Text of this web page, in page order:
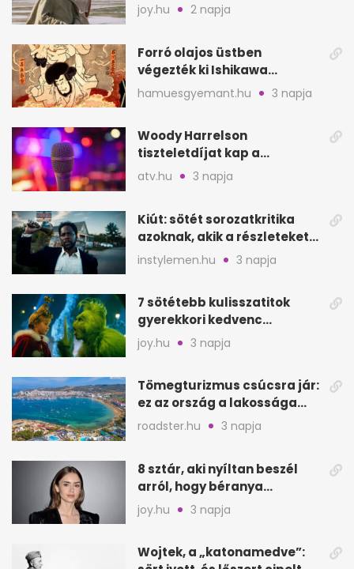
mutat, mint Homérosz
joy.hu 2 napja
Forró olajos üstben
végezték ki Ishikawa
Goemont, Japán Robin
Hoodját
hamuesgyemant.hu 3 napja
Woody Harrelson
tiszteletdíjat kap a
Szarajevói Filmfesztiválon
atv.hu 3 napja
Kiút: sötét sorozatkritika
azoknak, akik a részleteket
keresik
instylemen.hu 3 napja
7 sötétebb kulisszatitok
gyerekkori kedvenc
filmjeinkről a Joy szerint
joy.hu 3 napja
Tömegturizmus csúcsra jár:
ez az ország a lakossága
kétszeresét fogadja
roadster.hu 3 napja
8 sztár, aki nyíltan beszél
arról, hogy béranya
segítette a családalapítást
joy.hu 3 napja
Wojtek, a „katonamedve”: